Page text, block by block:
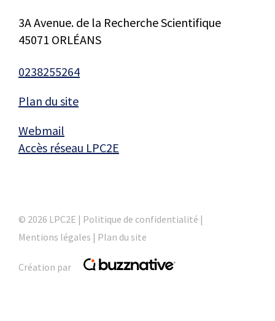
3A Avenue. de la Recherche Scientifique
45071 ORLÉANS
0238255264
Plan du site
Webmail
Accès réseau LPC2E
© 2026 LPC2E | Politique de confidentialité |
Mentions légales | Plan du site
Création par